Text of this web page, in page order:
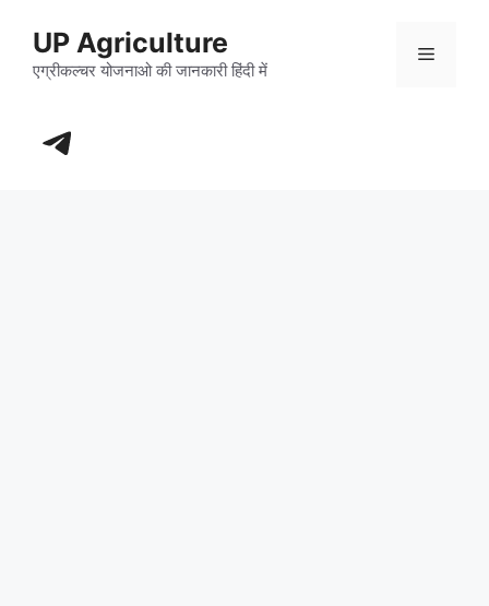
content
UP Agriculture
एग्रीकल्चर योजनाओ की जानकारी हिंदी में
Menu
https://t.me/+_dXT-DwpRj03ZDhl